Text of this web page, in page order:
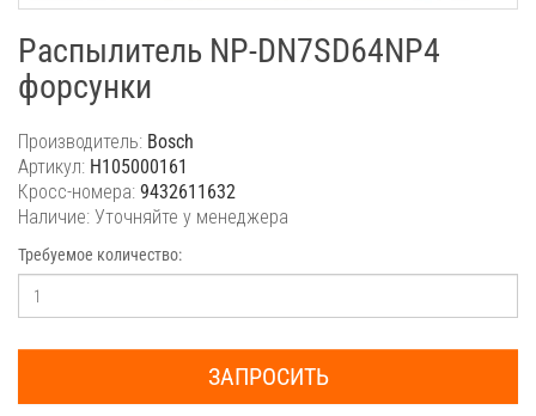
Распылитель NP-DN7SD64NP4
форсунки
Производитель: Bosch
Артикул: H105000161
Кросс-номера: 9432611632
Наличие: Уточняйте у менеджера
Требуемое количество:
ЗАПРОСИТЬ